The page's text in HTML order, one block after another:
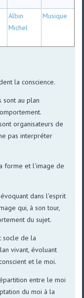
Albin
Michel
Musique
la conscience.
sont au plan
organisateurs de
pas interpréter
forme et l'image de
dans l'esprit
qui, à son tour,
du sujet.
socle de la
vivant, évoluant
et le moi.
entre le moi
du moi à la